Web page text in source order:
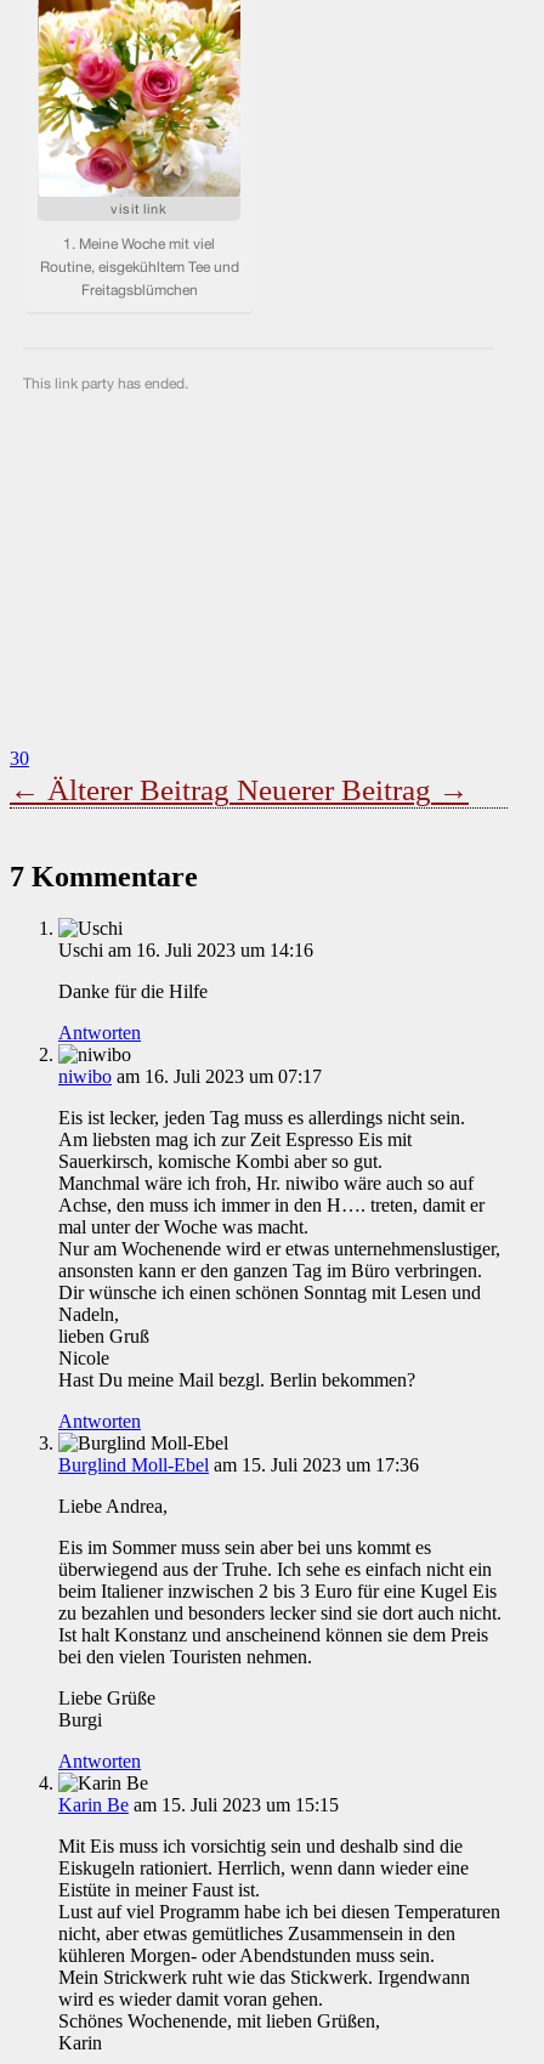
30
← Älterer Beitrag Neuerer Beitrag →
7 Kommentare
Uschi am 16. Juli 2023 um 14:16
Danke für die Hilfe
Antworten
niwibo am 16. Juli 2023 um 07:17
Eis ist lecker, jeden Tag muss es allerdings nicht sein.
Am liebsten mag ich zur Zeit Espresso Eis mit
Sauerkirsch, komische Kombi aber so gut.
Manchmal wäre ich froh, Hr. niwibo wäre auch so auf
Achse, den muss ich immer in den H…. treten, damit er
mal unter der Woche was macht.
Nur am Wochenende wird er etwas unternehmenslustiger,
ansonsten kann er den ganzen Tag im Büro verbringen.
Dir wünsche ich einen schönen Sonntag mit Lesen und
Nadeln,
lieben Gruß
Nicole
Hast Du meine Mail bezgl. Berlin bekommen?
Antworten
Burglind Moll-Ebel am 15. Juli 2023 um 17:36
Liebe Andrea,
Eis im Sommer muss sein aber bei uns kommt es
überwiegend aus der Truhe. Ich sehe es einfach nicht ein
beim Italiener inzwischen 2 bis 3 Euro für eine Kugel Eis
zu bezahlen und besonders lecker sind sie dort auch nicht.
Ist halt Konstanz und anscheinend können sie dem Preis
bei den vielen Touristen nehmen.
Liebe Grüße
Burgi
Antworten
Karin Be am 15. Juli 2023 um 15:15
Mit Eis muss ich vorsichtig sein und deshalb sind die
Eiskugeln rationiert. Herrlich, wenn dann wieder eine
Eistüte in meiner Faust ist.
Lust auf viel Programm habe ich bei diesen Temperaturen
nicht, aber etwas gemütliches Zusammensein in den
kühleren Morgen- oder Abendstunden muss sein.
Mein Strickwerk ruht wie das Stickwerk. Irgendwann
wird es wieder damit voran gehen.
Schönes Wochenende, mit lieben Grüßen,
Karin